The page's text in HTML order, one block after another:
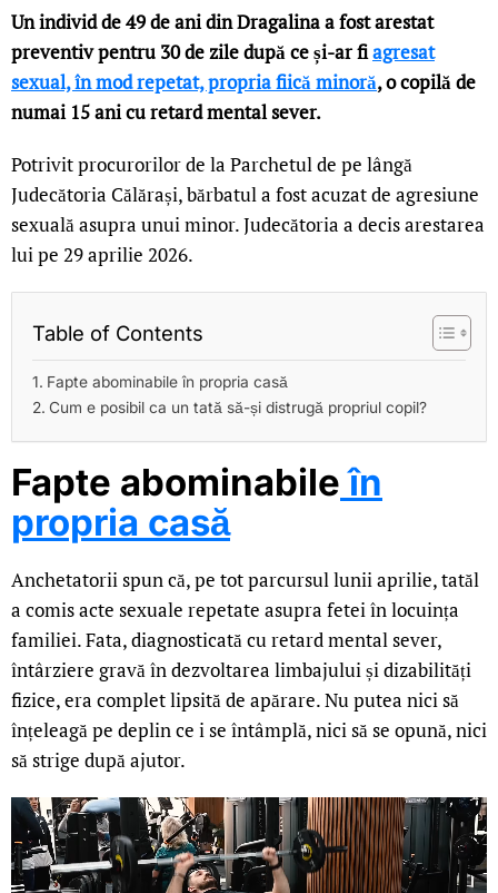
Un individ de 49 de ani din Dragalina a fost arestat
preventiv pentru 30 de zile după ce și-ar fiagresat
sexual, în mod repetat, propria fiică minoră, o copilă de
numai 15 ani cu retard mental sever.
Potrivit procurorilor de la Parchetul de pe lângă
Judecătoria Călărași, bărbatul a fost acuzat de agresiune
sexuală asupra unui minor. Judecătoria a decis arestarea
lui pe 29 aprilie 2026.
Table of Contents
Fapte abominabile în propria casă
Cum e posibil ca un tată să-și distrugă propriul copil?
Fapte abominabileîn
propria casă
Anchetatorii spun că, pe tot parcursul lunii aprilie, tatăl
a comis acte sexuale repetate asupra fetei în locuința
familiei. Fata, diagnosticată cu retard mental sever,
întârziere gravă în dezvoltarea limbajului și dizabilități
fizice, era complet lipsită de apărare. Nu putea nici să
înțeleagă pe deplin ce i se întâmplă, nici să se opună, nici
să strige după ajutor.